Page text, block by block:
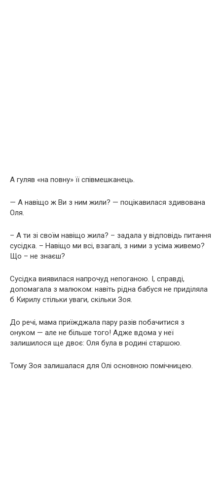
А гуляв «на повну» її співмешканець.
— А навіщо ж Ви з ним жили? — поцікавилася здивована
Оля.
– А ти зі своїм навіщо жила? – задала у відповідь питання
сусідка. – Навіщо ми всі, взагалі, з ними з усіма живемо?
Що – не знаєш?
Сусідка виявилася напрочуд непоганою. І, справді,
допомагала з малюком: навіть рідна бабуся не приділяла
б Кирилу стільки уваги, скільки Зоя.
До речі, мама приїжджала пару разів побачитися з
онуком — але не більше того! Адже вдома у неї
залишилося ще двоє: Оля була в родині старшою.
Тому Зоя залишалася для Олі основною помічницею.